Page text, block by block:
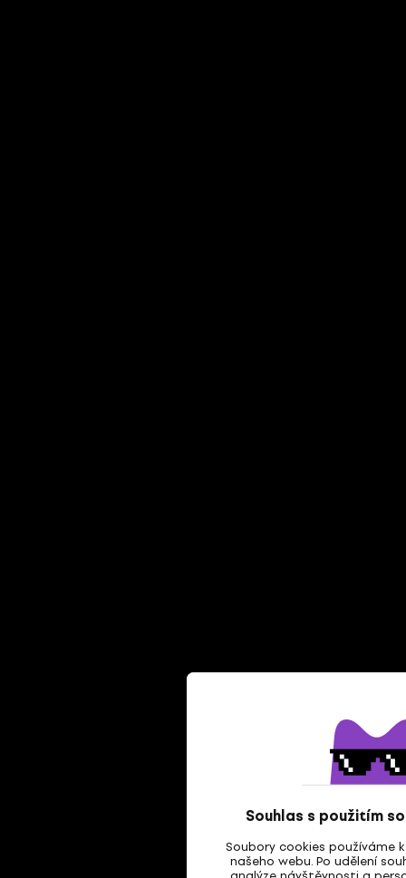
Souhlas s použitím
Soubory cookies používáme
našeho webu. Po udělení